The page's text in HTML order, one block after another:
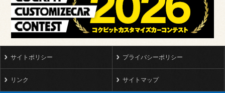
サイトポリシー プライバシーポリシー
リンク サイトマップ